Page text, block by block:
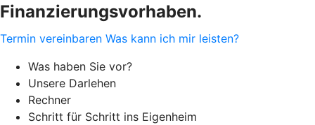
Finanzierungsvorhaben.
Termin vereinbaren Was kann ich mir leisten?
Was haben Sie vor?
Unsere Darlehen
Rechner
Schritt für Schritt ins Eigenheim